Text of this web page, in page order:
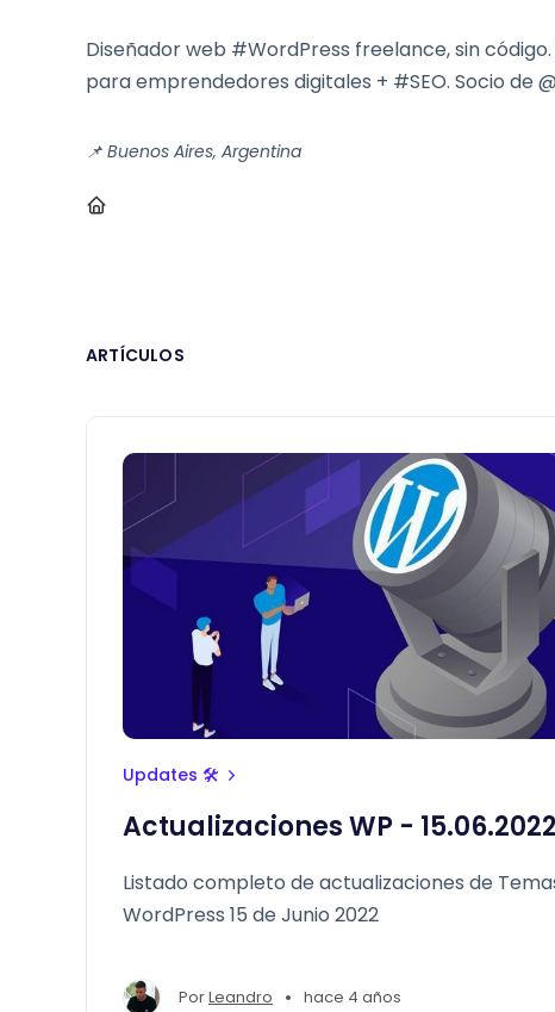
Diseñador web #WordPress freelance, sin
para emprendedores digitales + #SEO. Socio de
📌 Buenos Aires, Argentina
ARTÍCULOS
Updates 🛠
Actualizaciones WP - 15.06.2022
Listado completo de actualizaciones de
WordPress 15 de Junio 2022
PorLeandro • hace 4 años